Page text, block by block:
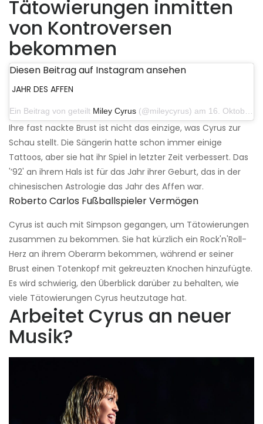
Tätowierungen inmitten
von Kontroversen
bekommen
Diesen Beitrag auf Instagram ansehen
JAHR DES AFFEN
Ein Beitrag von geteilt Miley Cyrus (@mileycyrus) am 16. Oktober 2019 um 19:04 Uhr PDT
Ihre fast nackte Brust ist nicht das einzige, was Cyrus zur
Schau stellt. Die Sängerin hatte schon immer einige
Tattoos, aber sie hat ihr Spiel in letzter Zeit verbessert. Das
'’92' an ihrem Hals ist für das Jahr ihrer Geburt, das in der
chinesischen Astrologie das Jahr des Affen war.
Roberto Carlos Fußballspieler Vermögen
Cyrus ist auch mit Simpson gegangen, um Tätowierungen
zusammen zu bekommen. Sie hat kürzlich ein Rock'n'Roll-
Herz an ihrem Oberarm bekommen, während er seiner
Brust einen Totenkopf mit gekreuzten Knochen hinzufügte.
Es wird schwierig, den Überblick darüber zu behalten, wie
viele Tätowierungen Cyrus heutzutage hat.
Arbeitet Cyrus an neuer
Musik?